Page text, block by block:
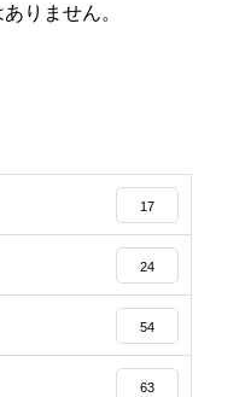
りません。
17
24
54
63